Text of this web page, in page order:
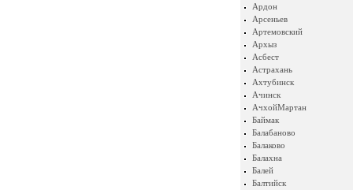
Ардон
Арсеньев
Артемовский
Архыз
Асбест
Астрахань
Ахтубинск
Ачинск
АчхойМартан
Баймак
Балабаново
Балаково
Балахна
Балей
Балтийск